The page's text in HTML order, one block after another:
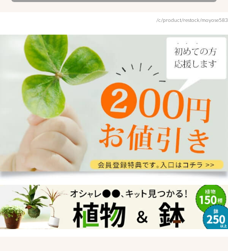
/c/product/restock/moyose583